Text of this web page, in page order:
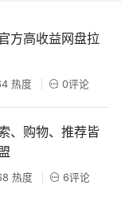
方高收益网盘拉
热度 0评论
、购物、推荐皆
热度 6评论